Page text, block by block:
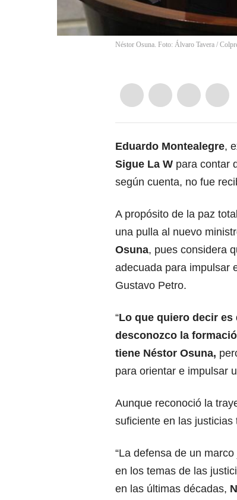
Néstor Osuna. Foto: Álvaro Tavera /
Eduardo Montealegre,
Sigue La W para contar
según cuenta, no fue
A propósito de la paz
una pulla al nuevo
Osuna, pues considera
adecuada para impulsar
Gustavo Petro.
“Lo que quiero decir es
desconozco la
tiene Néstor Osuna,
para orientar e impulsar
Aunque reconoció la
suficiente en las justicias
“La defensa de un
en los temas de las
en las últimas décadas,